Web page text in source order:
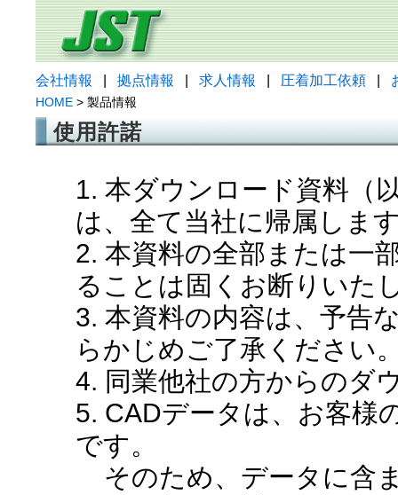
会社情報 拠点情報 求人情報 圧着加工依頼
HOME > 製品情報
使用許諾
1. 本ダウンロード資料（
は、全て当社に帰属しま
2. 本資料の全部または一
ることは固くお断りいた
3. 本資料の内容は、予告
らかじめご了承ください
4. 同業他社の方からのダ
5. CADデータは、お客様
です。
そのため、データに含